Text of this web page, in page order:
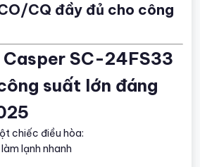
CO/CQ đầy đủ cho công
Casper SC-24FS33
suất lớn đáng
chiếc điều hòa:
lạnh nhanh